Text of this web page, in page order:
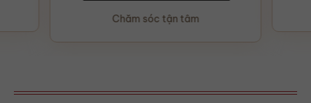
Chăm sóc tận tâm